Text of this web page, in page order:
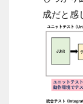
成だと感